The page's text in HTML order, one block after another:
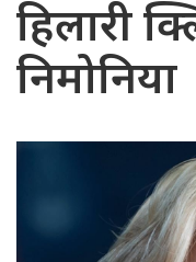
हिलारी
निमोनिया